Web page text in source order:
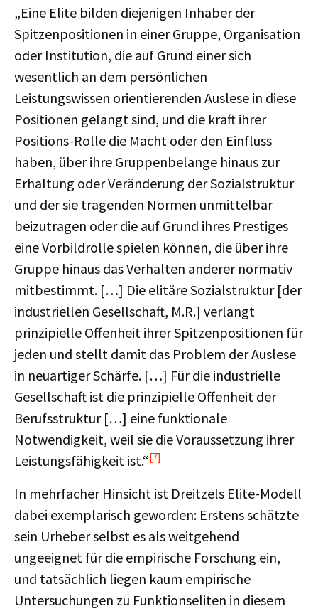
„Eine Elite bilden diejenigen Inhaber der
Spitzenpositionen in einer Gruppe, Organisation
oder Institution, die auf Grund einer sich
wesentlich an dem persönlichen
Leistungswissen orientierenden Auslese in diese
Positionen gelangt sind, und die kraft ihrer
Positions-Rolle die Macht oder den Einfluss
haben, über ihre Gruppenbelange hinaus zur
Erhaltung oder Veränderung der Sozialstruktur
und der sie tragenden Normen unmittelbar
beizutragen oder die auf Grund ihres Prestiges
eine Vorbildrolle spielen können, die über ihre
Gruppe hinaus das Verhalten anderer normativ
mitbestimmt. […] Die elitäre Sozialstruktur [der
industriellen Gesellschaft, M.R.] verlangt
prinzipielle Offenheit ihrer Spitzenpositionen für
jeden und stellt damit das Problem der Auslese
in neuartiger Schärfe. […] Für die industrielle
Gesellschaft ist die prinzipielle Offenheit der
Berufsstruktur […] eine funktionale
Notwendigkeit, weil sie die Voraussetzung ihrer
Leistungsfähigkeit ist.“[7]
In mehrfacher Hinsicht ist Dreitzels Elite-Modell
dabei exemplarisch geworden: Erstens schätzte
sein Urheber selbst es als weitgehend
ungeeignet für die empirische Forschung ein,
und tatsächlich liegen kaum empirische
Untersuchungen zu Funktionseliten in diesem